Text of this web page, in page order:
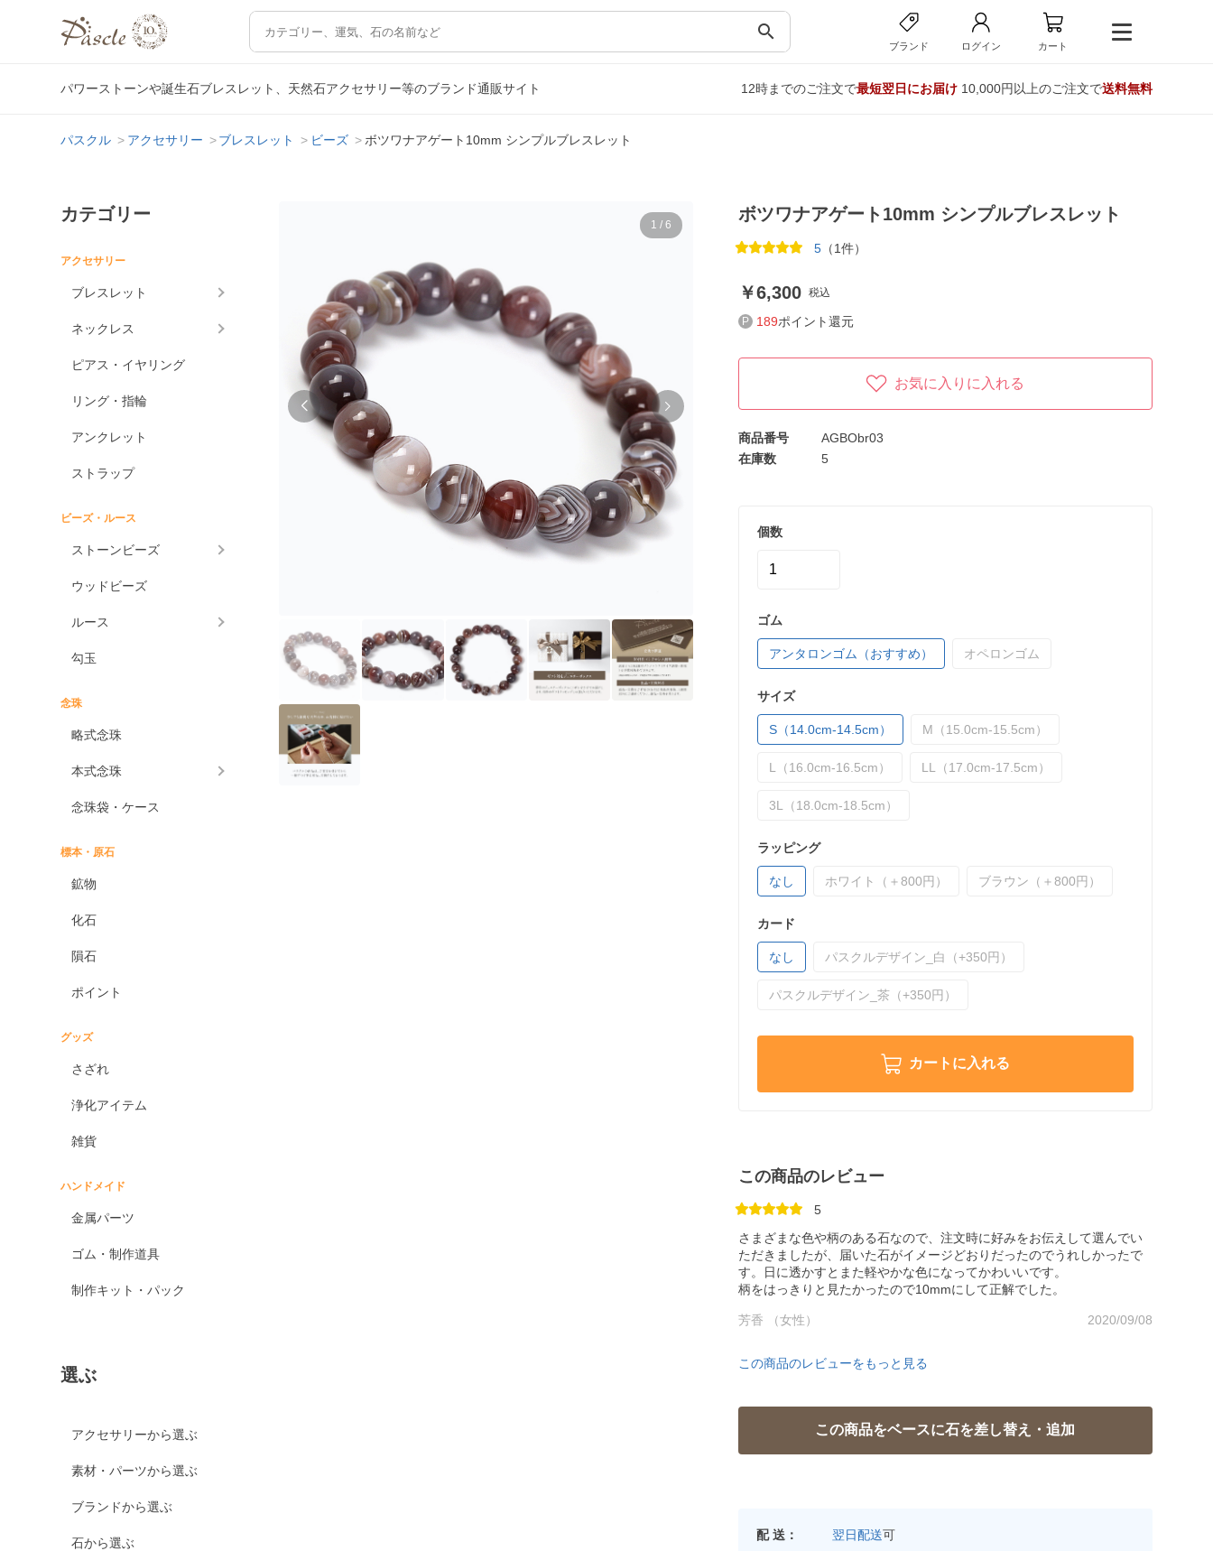
search
ブランド ログイン カート
パワーストーンや誕生石ブレスレット、天然石アクセサリー等のブランド通販サイト 12時までのご注文で最短翌日にお届け10,000円以上のご注文で送料無料
パスクル アクセサリー ブレスレット ビーズ ボツワナアゲート10mm シンプルブレスレット
カテゴリー
アクセサリー
ブレスレット
ネックレス
ピアス・イヤリング
リング・指輪
アンクレット
ストラップ
ビーズ・ルース
ストーンビーズ
ウッドビーズ
ルース
勾玉
念珠
略式念珠
本式念珠
念珠袋・ケース
標本・原石
鉱物
化石
隕石
ポイント
グッズ
さざれ
浄化アイテム
雑貨
ハンドメイド
金属パーツ
ゴム・制作道具
制作キット・パック
選ぶ
アクセサリーから選ぶ
素材・パーツから選ぶ
ブランドから選ぶ
石から選ぶ
1 / 6
ボツワナアゲート10mm シンプルブレスレット
5（1件）
6,300 税込
189ポイント還元
お気に入りに入れる
商品番号
AGBObr03
在庫数
5
個数
ゴム
アンタロンゴム（おすすめ） オペロンゴム
サイズ
S（14.0cm-14.5cm） M（15.0cm-15.5cm）
L（16.0cm-16.5cm） LL（17.0cm-17.5cm）
3L（18.0cm-18.5cm）
ラッピング
なし ホワイト（＋800円） ブラウン（＋800円）
カード
なし パスクルデザイン_白（+350円）
パスクルデザイン_茶（+350円）
カートに入れる
この商品のレビュー
5
さまざまな色や柄のある石なので、注文時に好みをお伝えして選んでい
ただきましたが、届いた石がイメージどおりだったのでうれしかったで
す。日に透かすとまた軽やかな色になってかわいいです。
柄をはっきりと見たかったので10mmにして正解でした。
芳香 （女性） 2020/09/08
この商品のレビューをもっと見る
配 送： 翌日配送可